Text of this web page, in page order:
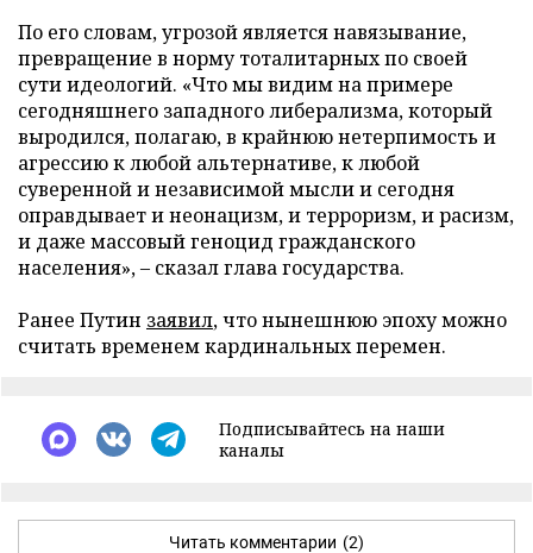
По его словам, угрозой является навязывание,
превращение в норму тоталитарных по своей
сути идеологий. «Что мы видим на примере
сегодняшнего западного либерализма, который
выродился, полагаю, в крайнюю нетерпимость и
агрессию к любой альтернативе, к любой
суверенной и независимой мысли и сегодня
оправдывает и неонацизм, и терроризм, и расизм,
и даже массовый геноцид гражданского
населения», – сказал глава государства.
Ранее Путин заявил, что нынешнюю эпоху можно
считать временем кардинальных перемен.
Подписывайтесь на наши
каналы
Читать комментарии (2)